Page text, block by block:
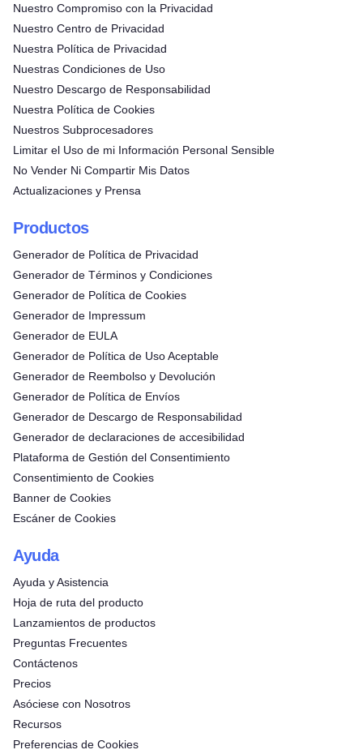
Nuestro Compromiso con la Privacidad
Nuestro Centro de Privacidad
Nuestra Política de Privacidad
Nuestras Condiciones de Uso
Nuestro Descargo de Responsabilidad
Nuestra Política de Cookies
Nuestros Subprocesadores
Limitar el Uso de mi Información Personal Sensible
No Vender Ni Compartir Mis Datos
Actualizaciones y Prensa
Productos
Generador de Política de Privacidad
Generador de Términos y Condiciones
Generador de Política de Cookies
Generador de Impressum
Generador de EULA
Generador de Política de Uso Aceptable
Generador de Reembolso y Devolución
Generador de Política de Envíos
Generador de Descargo de Responsabilidad
Generador de declaraciones de accesibilidad
Plataforma de Gestión del Consentimiento
Consentimiento de Cookies
Banner de Cookies
Escáner de Cookies
Ayuda
Ayuda y Asistencia
Hoja de ruta del producto
Lanzamientos de productos
Preguntas Frecuentes
Contáctenos
Precios
Asóciese con Nosotros
Recursos
Preferencias de Cookies